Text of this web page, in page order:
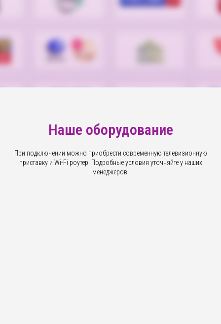
Наше оборудование
При подключении можно приобрести современную телевизионную
приставку и Wi-Fi роутер. Подробные условия уточняйте у наших
менеджеров.